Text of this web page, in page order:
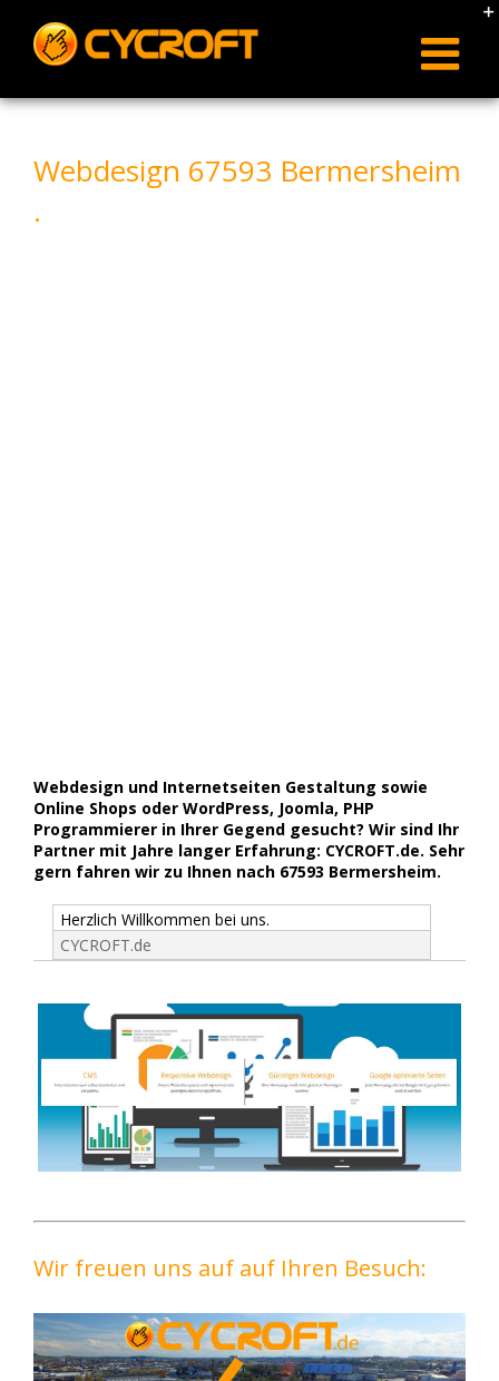
content
Webdesign 67593 Bermersheim
.
Webdesign und Internetseiten Gestaltung sowie
Online Shops oder WordPress, Joomla, PHP
Programmierer in Ihrer Gegend gesucht? Wir sind Ihr
Partner mit Jahre langer Erfahrung: CYCROFT.de. Sehr
gern fahren wir zu Ihnen nach 67593 Bermersheim.
Herzlich Willkommen bei uns.
CYCROFT.de
Wir freuen uns auf auf Ihren Besuch: